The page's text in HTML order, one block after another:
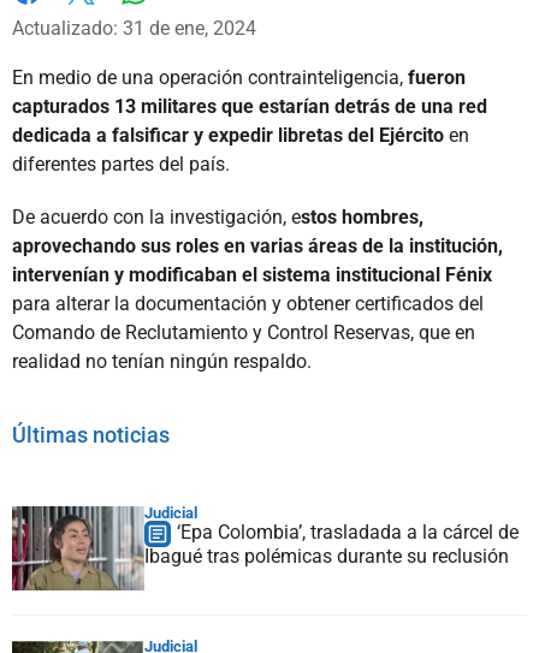
Facebook
X
Actualizado: 31 de ene, 2024
En medio de una operación contrainteligencia, fueron
capturados 13 militares que estarían detrás de una red
dedicada a falsificar y expedir libretas del Ejército en
diferentes partes del país.
De acuerdo con la investigación, estos hombres,
aprovechando sus roles en varias áreas de la institución,
intervenían y modificaban el sistema institucional Fénix
para alterar la documentación y obtener certificados del
Comando de Reclutamiento y Control Reservas, que en
realidad no tenían ningún respaldo.
Últimas noticias
Judicial
‘Epa Colombia’, trasladada a la cárcel de
Ibagué tras polémicas durante su reclusión
Judicial